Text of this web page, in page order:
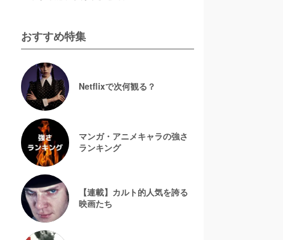
おすすめ特集
Netflixで次何観る？
マンガ・アニメキャラの強さ
ランキング
【連載】カルト的人気を誇る
映画たち